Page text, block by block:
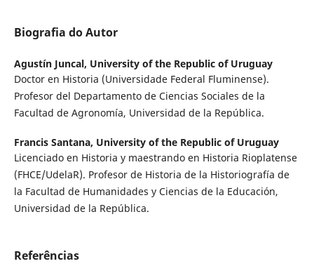
Biografia do Autor
Agustín Juncal, University of the Republic of Uruguay
Doctor en Historia (Universidade Federal Fluminense).
Profesor del Departamento de Ciencias Sociales de la
Facultad de Agronomía, Universidad de la República.
Francis Santana, University of the Republic of Uruguay
Licenciado en Historia y maestrando en Historia Rioplatense
(FHCE/UdelaR). Profesor de Historia de la Historiografía de
la Facultad de Humanidades y Ciencias de la Educación,
Universidad de la República.
Referências